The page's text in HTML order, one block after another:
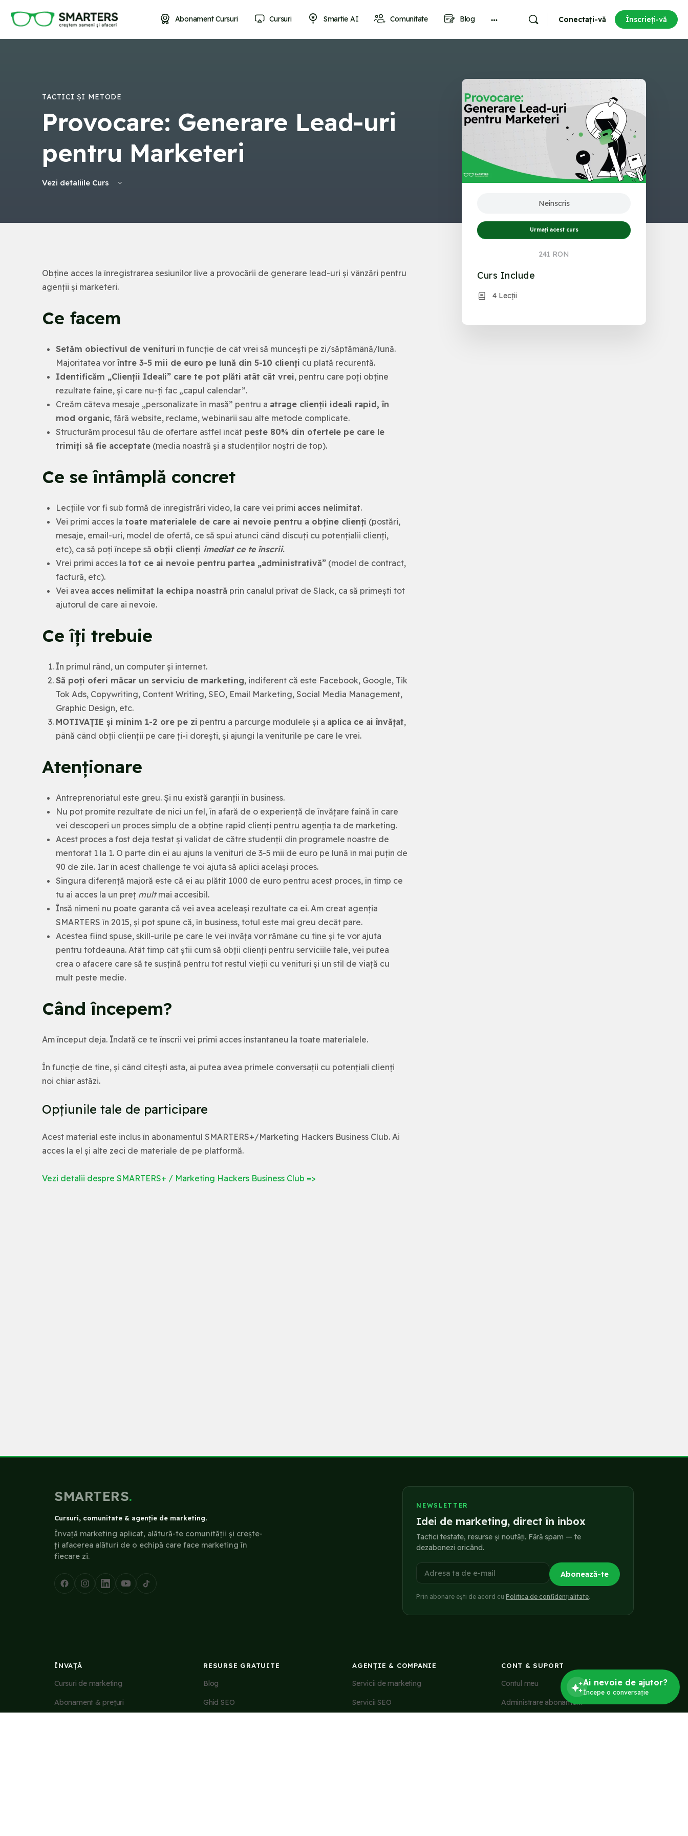
Abonament Cursuri Cursuri Smartie AI Comunitate Blog
options
Conectați-vă Înscrieți-vă
TACTICI ȘI METODE
Provocare: Generare Lead-uri
pentru Marketeri
Vezi detaliile Curs
Obține acces la înregistrarea sesiunilor live a provocării de generare lead-uri și vânzări pentru
agenții și marketeri.
Ce facem
Setăm obiectivul de venituri în funcție de cât vrei să muncești pe zi/săptămână/lună.
Majoritatea vorîntre 3-5 mii de euro pe lună din 5-10 clienți cu plată recurentă.
Identificăm „Clienții Ideali” care te pot plăti atât cât vrei, pentru care poți obține
rezultate faine, și care nu-ți fac „capul calendar”.
Creăm câteva mesaje „personalizate în masă” pentru a atrage clienții ideali rapid, în
mod organic, fără website, reclame, webinarii sau alte metode complicate.
Structurăm procesul tău de ofertare astfel încât peste 80% din ofertele pe care le
trimiți să fie acceptate (media noastră și a studenților noștri de top).
Ce se întâmplă concret
Lecțiile vor fi sub formă de înregistrări video, la care vei primi acces nelimitat.
Vei primi acces la toate materialele de care ai nevoie pentru a obține clienți (postări,
mesaje, email-uri, model de ofertă, ce să spui atunci când discuți cu potențialii clienți,
etc), ca să poți începe să obții clienți imediat ce te înscrii.
Vrei primi acces la tot ce ai nevoie pentru partea „administrativă” (model de contract,
factură, etc).
Vei avea acces nelimitat la echipa noastră prin canalul privat de Slack, ca să primești tot
ajutorul de care ai nevoie.
Ce îți trebuie
În primul rând, un computer și internet.
Să poți oferi măcar un serviciu de marketing, indiferent că este Facebook, Google, Tik
Tok Ads, Copywriting, Content Writing, SEO, Email Marketing, Social Media Management,
Graphic Design, etc.
MOTIVAȚIE și minim 1-2 ore pe zi pentru a parcurge modulele și a aplica ce ai învățat,
până când obții clienții pe care ți-i dorești, și ajungi la veniturile pe care le vrei.
Atenționare
Antreprenoriatul este greu. Și nu există garanții în business.
Nu pot promite rezultate de nici un fel, în afară de o experiență de învățare faină în care
vei descoperi un proces simplu de a obține rapid clienți pentru agenția ta de marketing.
Acest proces a fost deja testat și validat de către studenții din programele noastre de
mentorat 1 la 1. O parte din ei au ajuns la venituri de 3-5 mii de euro pe lună în mai puțin de
90 de zile. Iar în acest challenge te voi ajuta să aplici același proces.
Singura diferență majoră este că ei au plătit 1000 de euro pentru acest proces, în timp ce
tu ai acces la un preț multmai accesibil.
Însă nimeni nu poate garanta că vei avea aceleași rezultate ca ei. Am creat agenția
SMARTERS în 2015, și pot spune că, în business, totul este mai greu decât pare.
Acestea fiind spuse, skill-urile pe care le vei învăța vor rămâne cu tine și te vor ajuta
pentru totdeauna. Atât timp cât știi cum să obții clienți pentru serviciile tale, vei putea
crea o afacere care să te susțină pentru tot restul vieții cu venituri și un stil de viață cu
mult peste medie.
Când începem?
Am început deja. Îndată ce te înscrii vei primi acces instantaneu la toate materialele.
În funcție de tine, și când citești asta, ai putea avea primele conversații cu potențiali clienți
noi chiar astăzi.
Opțiunile tale de participare
Acest material este inclus în abonamentul SMARTERS+/Marketing Hackers Business Club. Ai
acces la el și alte zeci de materiale de pe platformă.
Vezi detalii despre SMARTERS+ / Marketing Hackers Business Club =>
Neînscris
Urmați acest curs
241 RON
Curs Include
4 Lecții
SMARTERS.
Cursuri, comunitate & agenție de marketing.
Învață marketing aplicat, alătură-te comunității și crește-
ți afacerea alături de o echipă care face marketing în
fiecare zi.
NEWSLETTER
Idei de marketing, direct în inbox
Tactici testate, resurse și noutăți. Fără spam — te
dezabonezi oricând.
Adresa ta de e-mail Abonează-te
Prin abonare ești de acord cuPolitica de confidențialitate.
ÎNVAȚĂ
Cursuri de marketing
Abonament & prețuri
RESURSE GRATUITE
Blog
Ghid SEO
AGENȚIE & COMPANIE
Servicii de marketing
Servicii SEO
CONT & SUPORT
Contul meu
Administrare abonament
Ai nevoie de ajutor?
Începe o conversație